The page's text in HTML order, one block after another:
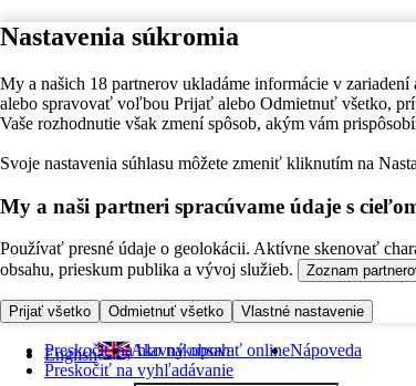
Nastavenia súkromia
My a našich 18 partnerov ukladáme informácie v
alebo spravovať voľbou Prijať alebo Odmietnuť všetko,
Vaše rozhodnutie však zmení spôsob, akým vám
Svoje nastavenia súhlasu môžete zmeniť kliknutím na
My a naši partneri spracúvame údaje s
Používať presné údaje o geolokácii. Aktívne skenovať
obsahu, prieskum publika a vývoj služieb.
Zoznam
Prijať všetko Odmietnuť všetko Vlastné nastavenie
Preskočiť na hlavný obsah
Preskočiť na vyhľadávanie
English Ako nakupovať onlineNápoveda